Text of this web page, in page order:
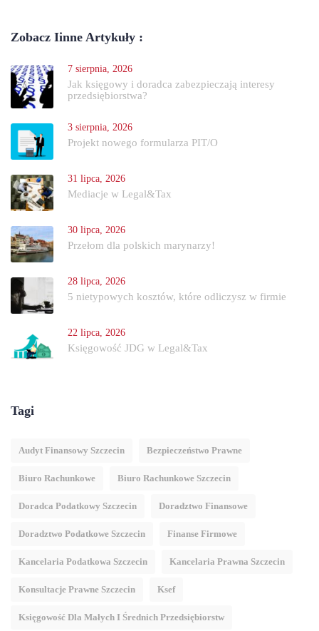
Zobacz Iinne Artykuły :
7 sierpnia, 2026
Jak księgowy i doradca zabezpieczają interesy
przedsiębiorstwa?
3 sierpnia, 2026
Projekt nowego formularza PIT/O
31 lipca, 2026
Mediacje w Legal&Tax
30 lipca, 2026
Przełom dla polskich marynarzy!
28 lipca, 2026
5 nietypowych kosztów, które odliczysz w firmie
22 lipca, 2026
Księgowość JDG w Legal&Tax
Tagi
Audyt Finansowy Szczecin Bezpieczeństwo Prawne
Biuro Rachunkowe Biuro Rachunkowe Szczecin
Doradca Podatkowy Szczecin Doradztwo Finansowe
Doradztwo Podatkowe Szczecin Finanse Firmowe
Kancelaria Podatkowa Szczecin Kancelaria Prawna Szczecin
Konsultacje Prawne Szczecin Ksef
Księgowość Dla Małych I Średnich Przedsiębiorstw